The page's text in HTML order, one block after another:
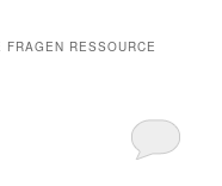
RESSOURCE